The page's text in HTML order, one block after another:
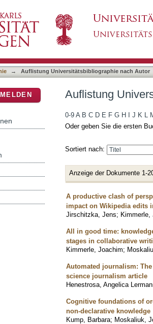
→ Auflistung Universitätsbibliographie nach Autor
Auflistung
0-9 A B C D E F G H J K L
Oder geben Sie die ersten
Sortiert nach:
Anzeige der Dokumente 1-
A productive clash of
impact on Wikipedia edits
Jirschitzka, Jens; Kimmerle,
All in good time:
stages in collaborative
Kimmerle, Joachim;
Automated journalism:
science journalism article
Henestrosa, Angelica
Cognitive foundations of
non-declarative knowledge
Kump, Barbara; Moskaliuk,